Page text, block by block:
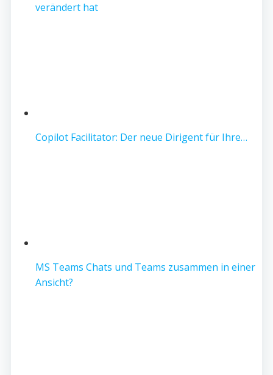
verändert hat
Copilot Facilitator: Der neue Dirigent für Ihre…
MS Teams Chats und Teams zusammen in einer
Ansicht?